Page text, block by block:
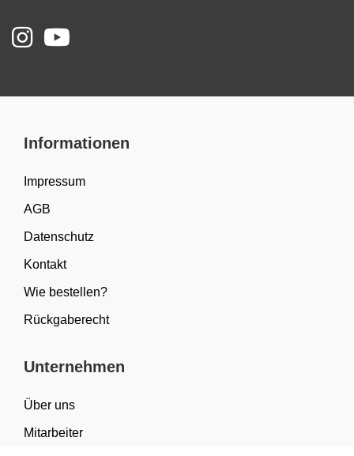
Informationen
Impressum
AGB
Datenschutz
Kontakt
Wie bestellen?
Rückgaberecht
Unternehmen
Über uns
Mitarbeiter